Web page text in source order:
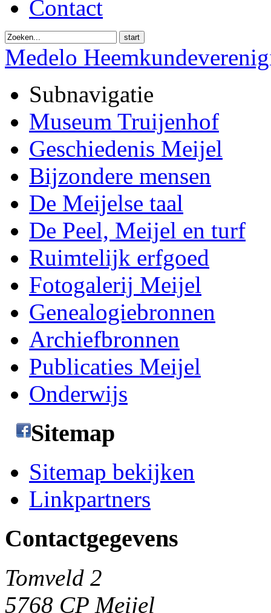
Contact
start
Medelo
Subnavigatie
Museum Truijenhof
Geschiedenis Meijel
Bijzondere mensen
De Meijelse taal
De Peel, Meijel en turf
Ruimtelijk erfgoed
Fotogalerij Meijel
Genealogiebronnen
Archiefbronnen
Publicaties Meijel
Onderwijs
Sitemap
Sitemap bekijken
Linkpartners
Contactgegevens
Tomveld 2
5768 CP Meijel